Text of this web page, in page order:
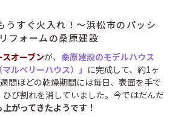
うすぐ火入れ！～浜松市のパッシ
フォームの桑原建設
スオーブンが、 桑原建設のモデルハウス
ルベリーハウス）」 に完成して、約1ヶ
間ほどの乾燥期間には毎日、表面を手で
び割れを消していました。今ではだんだ
がってきたようです！